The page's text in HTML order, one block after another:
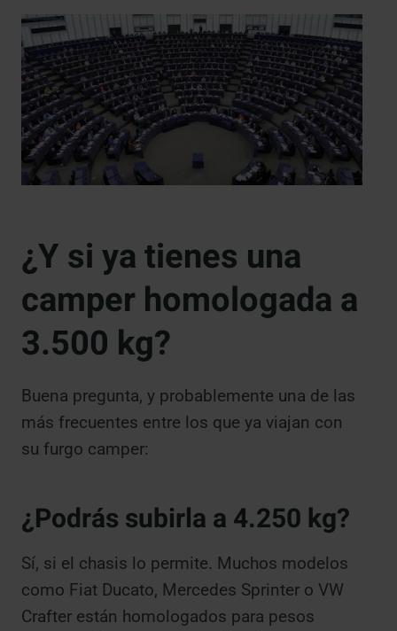
¿Y si ya tienes una
camper homologada a
3.500 kg?
Buena pregunta, y probablemente una de las
más frecuentes entre los que ya viajan con
su furgo camper:
¿Podrás subirla a 4.250 kg?
Sí, si el chasis lo permite. Muchos modelos
como Fiat Ducato, Mercedes Sprinter o VW
Crafter están homologados para pesos